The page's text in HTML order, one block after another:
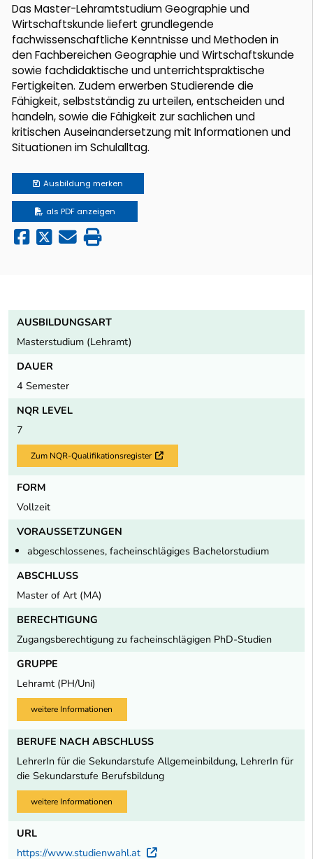
Das Master-Lehramtstudium Geographie und
Wirtschaftskunde liefert grundlegende
fachwissenschaftliche Kenntnisse und Methoden in
den Fachbereichen Geographie und Wirtschaftskunde
sowie fachdidaktische und unterrichtspraktische
Fertigkeiten. Zudem erwerben Studierende die
Fähigkeit, selbstständig zu urteilen, entscheiden und
handeln, sowie die Fähigkeit zur sachlichen und
kritischen Auseinandersetzung mit Informationen und
Situationen im Schulalltag.
Ausbildung merken
als PDF anzeigen
AUSBILDUNGSART
Masterstudium (Lehramt)
DAUER
4 Semester
NQR LEVEL
7
Zum NQR-Qualifikationsregister Externer Link
FORM
Vollzeit
VORAUSSETZUNGEN
abgeschlossenes, facheinschlägiges Bachelorstudium
ABSCHLUSS
Master of Art (MA)
BERECHTIGUNG
Zugangsberechtigung zu facheinschlägigen PhD-Studien
GRUPPE
Lehramt (PH/Uni)
weitere Informationen
BERUFE NACH ABSCHLUSS
LehrerIn für die Sekundarstufe Allgemeinbildung, LehrerIn für
die Sekundarstufe Berufsbildung
weitere Informationen
URL
https://www.studienwahl.at
Externer Link